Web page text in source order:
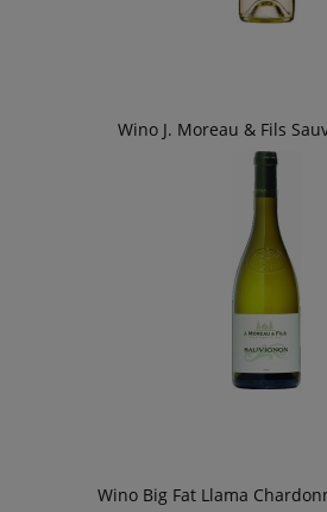
Wino J. Moreau & Fils
Wino Big Fat Llama